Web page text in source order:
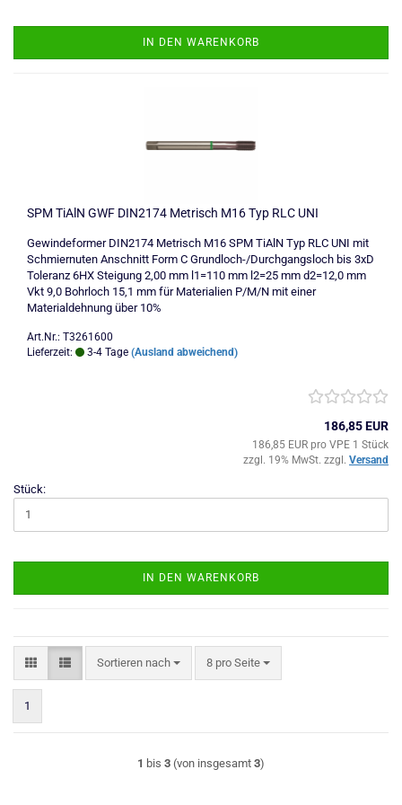
IN DEN WARENKORB
SPM TiAlN GWF DIN2174 Metrisch M16 Typ RLC UNI
Gewindeformer DIN2174 Metrisch M16 SPM TiAlN Typ RLC UNI mit
Schmiernuten Anschnitt Form C Grundloch-/Durchgangsloch bis 3xD
Toleranz 6HX Steigung 2,00 mm l1=110 mm l2=25 mm d2=12,0 mm
Vkt 9,0 Bohrloch 15,1 mm für Materialien P/M/N mit einer
Materialdehnung über 10%
Art.Nr.: T3261600
Lieferzeit:
3-4 Tage (Ausland abweichend)
186,85 EUR
186,85 EUR pro VPE 1 Stück
zzgl. 19% MwSt. zzgl. Versand
Stück:
IN DEN WARENKORB
Sortieren nach
Sortieren nach 8 pro Seite
pro Seite
1
1 bis 3 (von insgesamt 3)